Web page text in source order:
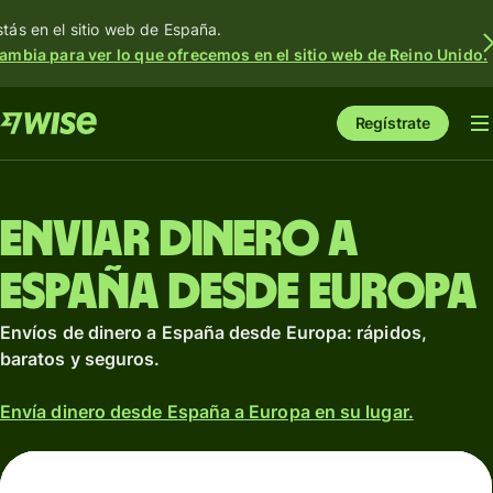
en el sitio web de España.
para ver lo que ofrecemos en el sitio web de Reino Unido.
Regístrate
Enviar dinero a
España desde Europa
Envíos de dinero a España desde Europa: rápidos,
baratos y seguros.
Envía dinero desde España a Europa en su lugar.